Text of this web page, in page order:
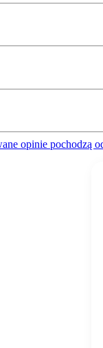
opinie pochodzą